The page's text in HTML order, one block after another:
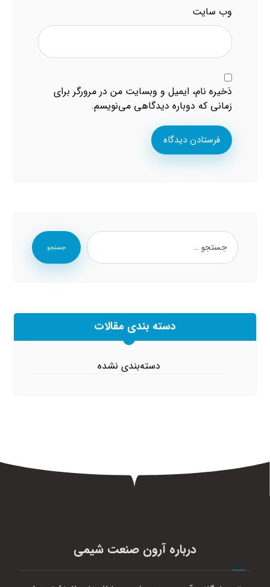
وب‌ سایت
ذخیره نام، ایمیل و وبسایت من در مرورگر برای
زمانی که دوباره دیدگاهی می‌نویسم.
فرستادن دیدگاه
جستجو
دسته بندی مقالات
دسته‌بندی نشده
درباره آرون صنعت شیمی